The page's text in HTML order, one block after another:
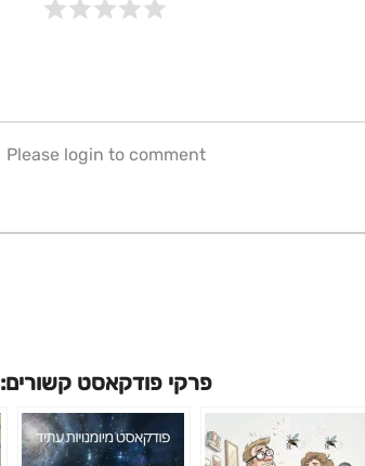
Please login to comment
פרקי פודקאסט קשורים: